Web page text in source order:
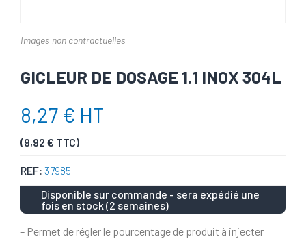
Images non contractuelles
GICLEUR DE DOSAGE 1.1 INOX 304L
8,27 € HT
(9,92 € TTC)
REF: 37985
Disponible sur commande - sera expédié une
fois en stock (2 semaines)
- Permet de régler le pourcentage de produit à injecter